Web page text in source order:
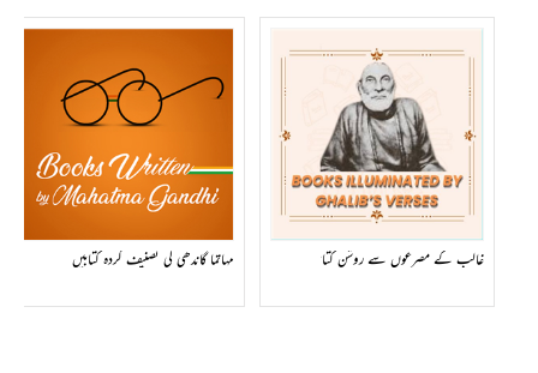
غالب کے مصرعوں سے روشن کتابیں مہاتما گاندھی کی تصنیف کردہ کتابیں